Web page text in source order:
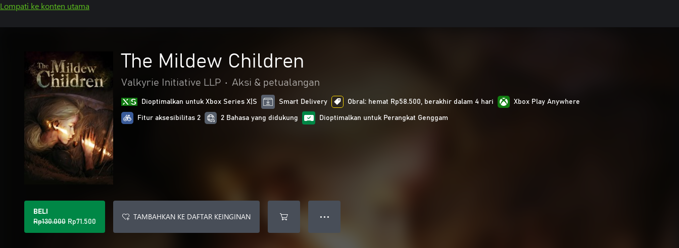
Lompati ke konten utama
The Mildew Children
Valkyrie Initiative LLP • Aksi & petualangan
Dioptimalkan untuk Xbox Series X|S Smart Delivery Obral: hemat Rp58.500, berakhir dalam 4 hari Xbox Play Anywhere
Fitur aksesibilitas 2 2 Bahasa yang didukung Dioptimalkan untuk Perangkat Genggam
BELI
Rp130.000 Rp71.500
TAMBAHKAN KE DAFTAR KEINGINAN ● ● ●